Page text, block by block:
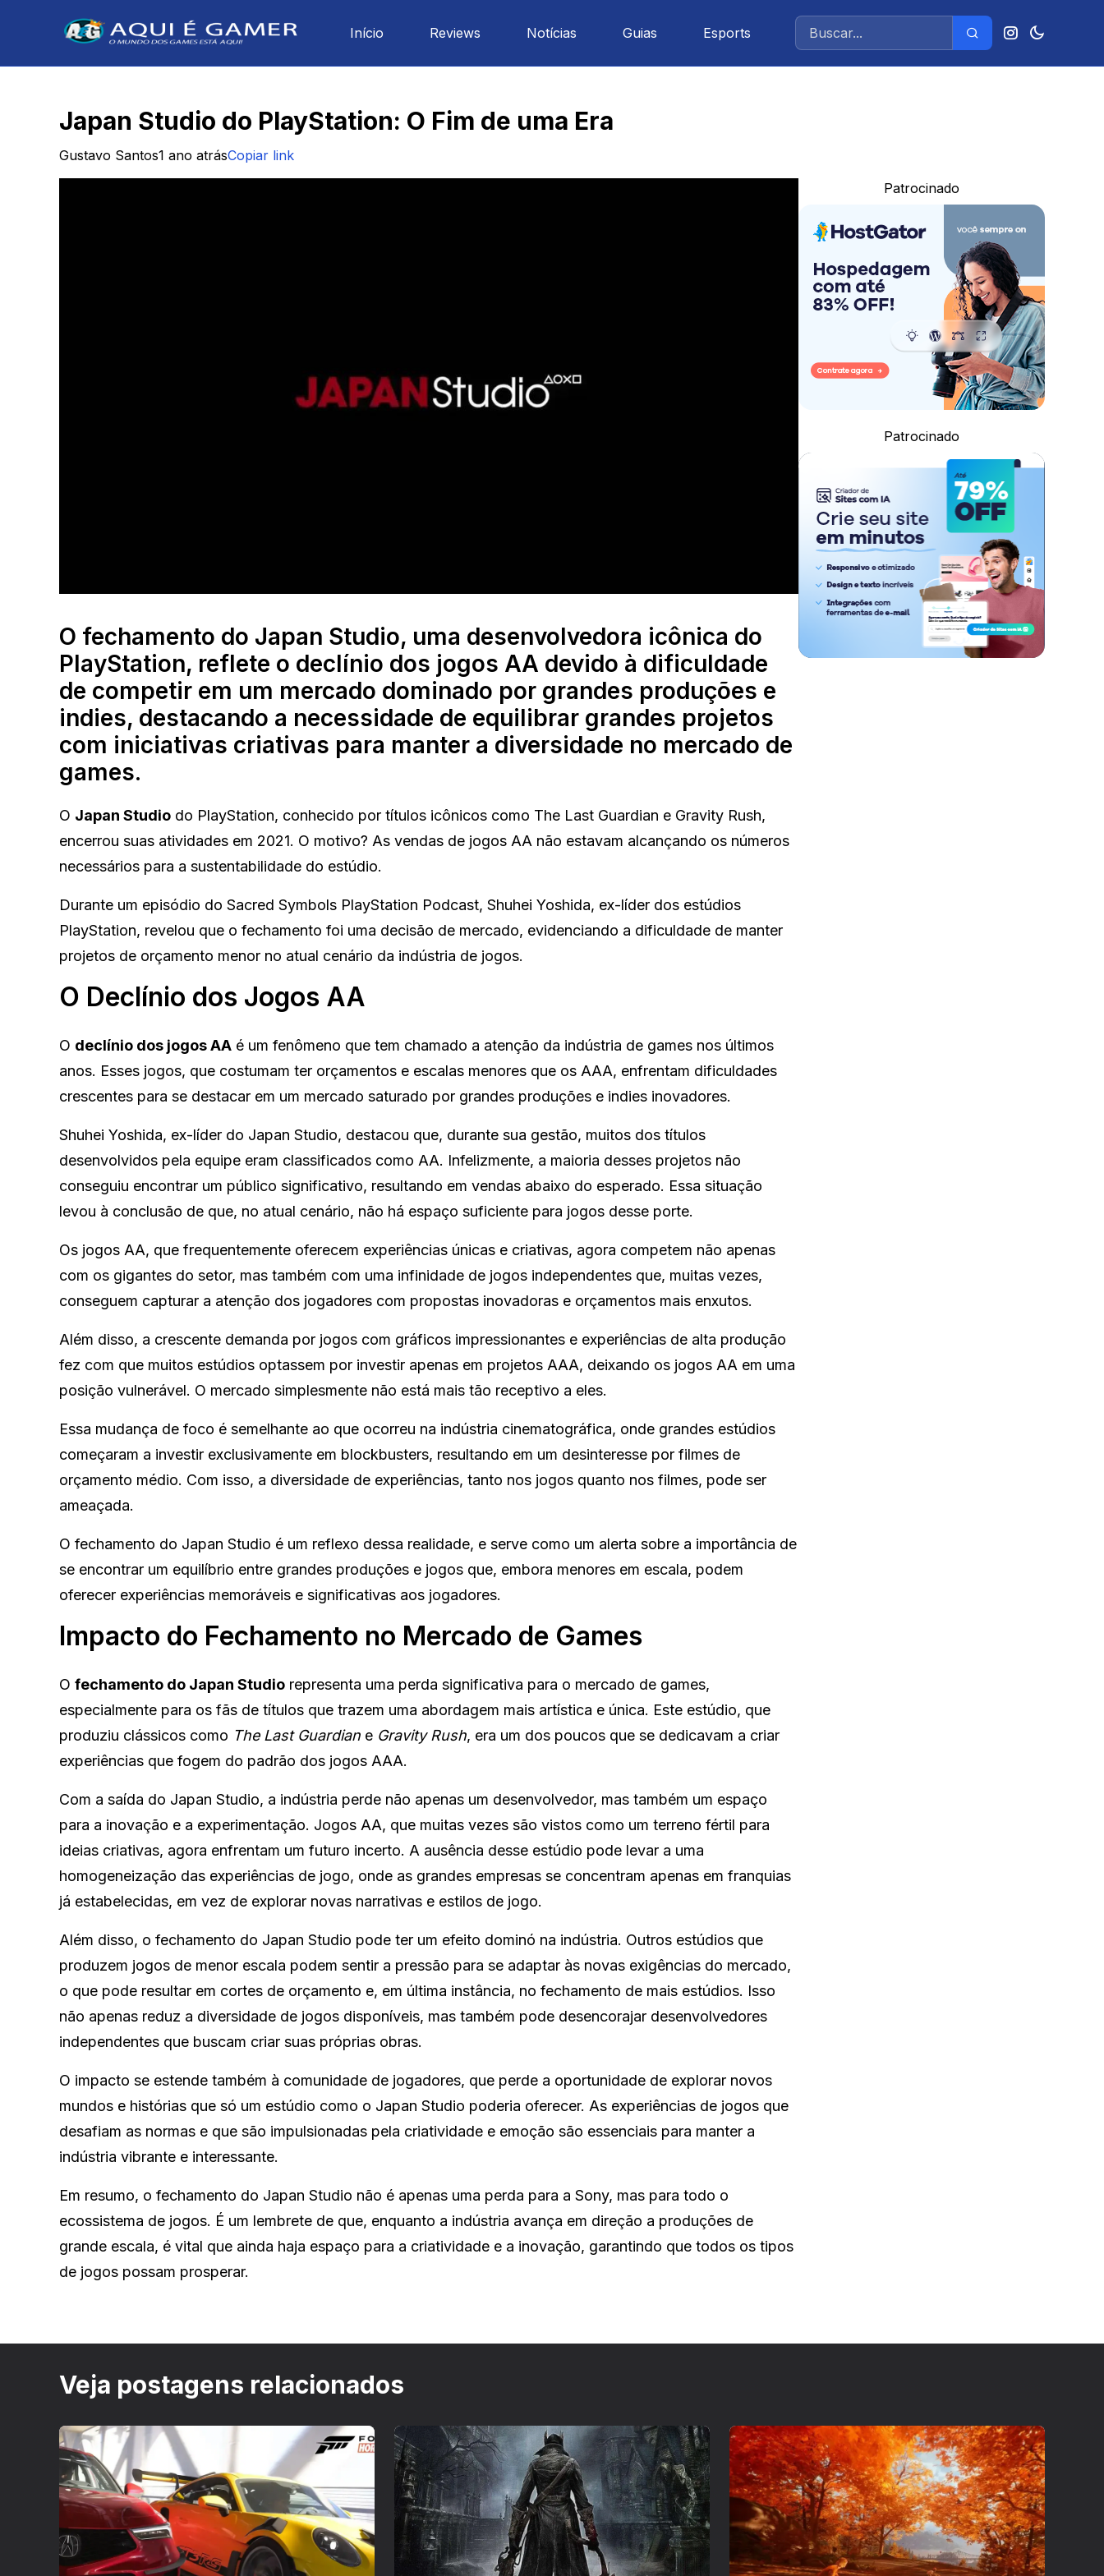
Início Reviews Notícias Guias Esports
Japan Studio do PlayStation: O Fim de uma Era
Gustavo Santos1 ano atrásCopiar link
O fechamento do Japan Studio, uma desenvolvedora icônica do
PlayStation, reflete o declínio dos jogos AA devido à dificuldade
de competir em um mercado dominado por grandes produções e
indies, destacando a necessidade de equilibrar grandes projetos
com iniciativas criativas para manter a diversidade no mercado de
games.
O Japan Studio do PlayStation, conhecido por títulos icônicos como The Last Guardian e Gravity Rush,
encerrou suas atividades em 2021. O motivo? As vendas de jogos AA não estavam alcançando os números
necessários para a sustentabilidade do estúdio.
Durante um episódio do Sacred Symbols PlayStation Podcast, Shuhei Yoshida, ex-líder dos estúdios
PlayStation, revelou que o fechamento foi uma decisão de mercado, evidenciando a dificuldade de manter
projetos de orçamento menor no atual cenário da indústria de jogos.
O Declínio dos Jogos AA
O declínio dos jogos AA é um fenômeno que tem chamado a atenção da indústria de games nos últimos
anos. Esses jogos, que costumam ter orçamentos e escalas menores que os AAA, enfrentam dificuldades
crescentes para se destacar em um mercado saturado por grandes produções e indies inovadores.
Shuhei Yoshida, ex-líder do Japan Studio, destacou que, durante sua gestão, muitos dos títulos
desenvolvidos pela equipe eram classificados como AA. Infelizmente, a maioria desses projetos não
conseguiu encontrar um público significativo, resultando em vendas abaixo do esperado. Essa situação
levou à conclusão de que, no atual cenário, não há espaço suficiente para jogos desse porte.
Os jogos AA, que frequentemente oferecem experiências únicas e criativas, agora competem não apenas
com os gigantes do setor, mas também com uma infinidade de jogos independentes que, muitas vezes,
conseguem capturar a atenção dos jogadores com propostas inovadoras e orçamentos mais enxutos.
Além disso, a crescente demanda por jogos com gráficos impressionantes e experiências de alta produção
fez com que muitos estúdios optassem por investir apenas em projetos AAA, deixando os jogos AA em uma
posição vulnerável. O mercado simplesmente não está mais tão receptivo a eles.
Essa mudança de foco é semelhante ao que ocorreu na indústria cinematográfica, onde grandes estúdios
começaram a investir exclusivamente em blockbusters, resultando em um desinteresse por filmes de
orçamento médio. Com isso, a diversidade de experiências, tanto nos jogos quanto nos filmes, pode ser
ameaçada.
O fechamento do Japan Studio é um reflexo dessa realidade, e serve como um alerta sobre a importância de
se encontrar um equilíbrio entre grandes produções e jogos que, embora menores em escala, podem
oferecer experiências memoráveis e significativas aos jogadores.
Impacto do Fechamento no Mercado de Games
O fechamento do Japan Studio representa uma perda significativa para o mercado de games,
especialmente para os fãs de títulos que trazem uma abordagem mais artística e única. Este estúdio, que
produziu clássicos como The Last Guardian e Gravity Rush, era um dos poucos que se dedicavam a criar
experiências que fogem do padrão dos jogos AAA.
Com a saída do Japan Studio, a indústria perde não apenas um desenvolvedor, mas também um espaço
para a inovação e a experimentação. Jogos AA, que muitas vezes são vistos como um terreno fértil para
ideias criativas, agora enfrentam um futuro incerto. A ausência desse estúdio pode levar a uma
homogeneização das experiências de jogo, onde as grandes empresas se concentram apenas em franquias
já estabelecidas, em vez de explorar novas narrativas e estilos de jogo.
Além disso, o fechamento do Japan Studio pode ter um efeito dominó na indústria. Outros estúdios que
produzem jogos de menor escala podem sentir a pressão para se adaptar às novas exigências do mercado,
o que pode resultar em cortes de orçamento e, em última instância, no fechamento de mais estúdios. Isso
não apenas reduz a diversidade de jogos disponíveis, mas também pode desencorajar desenvolvedores
independentes que buscam criar suas próprias obras.
O impacto se estende também à comunidade de jogadores, que perde a oportunidade de explorar novos
mundos e histórias que só um estúdio como o Japan Studio poderia oferecer. As experiências de jogos que
desafiam as normas e que são impulsionadas pela criatividade e emoção são essenciais para manter a
indústria vibrante e interessante.
Em resumo, o fechamento do Japan Studio não é apenas uma perda para a Sony, mas para todo o
ecossistema de jogos. É um lembrete de que, enquanto a indústria avança em direção a produções de
grande escala, é vital que ainda haja espaço para a criatividade e a inovação, garantindo que todos os tipos
de jogos possam prosperar.
Patrocinado
Patrocinado
Veja postagens relacionados